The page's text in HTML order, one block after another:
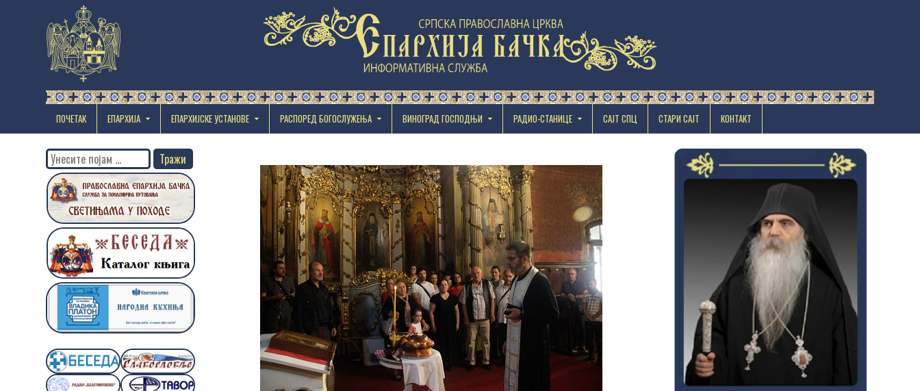
ПОЧЕТАК ЕПАРХИЈА EПАРХИЈСКЕ УСТАНОВЕ РАСПОРЕД БОГОСЛУЖЕЊА ВИНОГРАД ГОСПОДЊИ РАДИО-СТАНИЦЕ САЈТ СПЦ СТАРИ САЈТ КОНТАКТ
Search
for: